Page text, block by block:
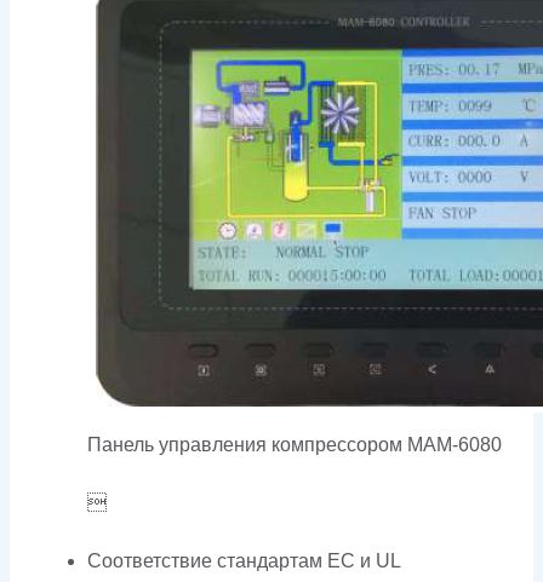
Панель управления компрессором MAM-6080

Соответствие стандартам EC и UL